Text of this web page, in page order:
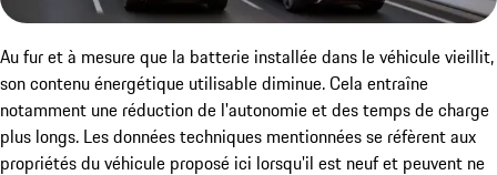
Au fur et à mesure que la batterie installée dans le véhicule vieillit,
son contenu énergétique utilisable diminue. Cela entraîne
notamment une réduction de l'autonomie et des temps de charge
plus longs. Les données techniques mentionnées se réfèrent aux
propriétés du véhicule proposé ici lorsqu'il est neuf et peuvent ne